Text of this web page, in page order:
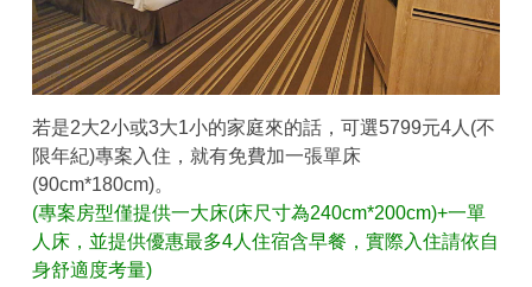
若是2大2小或3大1小的家庭來的話，可選5799元4人(不
限年紀)專案入住，就有免費加一張單床
(90cm*180cm)。
(專案房型僅提供一大床(床尺寸為240cm*200cm)+一單
人床，並提供優惠最多4人住宿含早餐，實際入住請依自
身舒適度考量)